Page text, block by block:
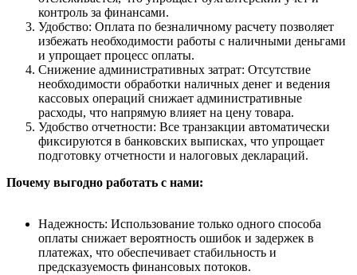
контроль за финансами.
Удобство: Оплата по безналичному расчету позволяет
избежать необходимости работы с наличными деньгами
и упрощает процесс оплаты.
Снижение административных затрат: Отсутствие
необходимости обработки наличных денег и ведения
кассовых операций снижает административные
расходы, что напрямую влияет на цену товара.
Удобство отчетности: Все транзакции автоматически
фиксируются в банковских выписках, что упрощает
подготовку отчетности и налоговых деклараций.
Почему выгодно работать с нами:
Надежность: Использование только одного способа
оплаты снижает вероятность ошибок и задержек в
платежах, что обеспечивает стабильность и
предсказуемость финансовых потоков.